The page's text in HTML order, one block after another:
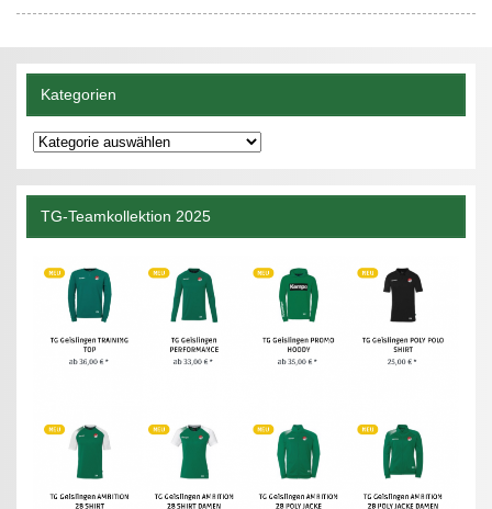
Kategorien
Kategorien
TG-Teamkollektion 2025